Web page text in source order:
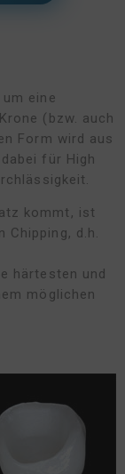
eine
(bzw. auch
Form wird aus
für High
kommt, ist
Chipping, d.h.
härtesten und
möglichen